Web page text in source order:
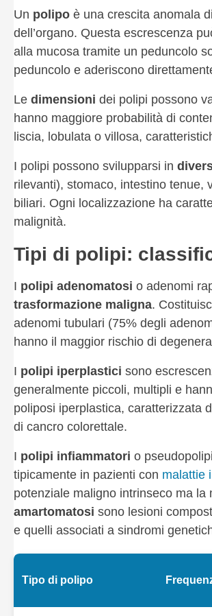
Un polipo è una crescita anomala
dell’organo. Questa escrescenza
alla mucosa tramite un peduncolo
peduncolo e aderiscono
Le dimensioni dei polipi possono
hanno maggiore probabilità di
liscia, lobulata o villosa,
I polipi possono svilupparsi in
rilevanti), stomaco, intestino tenue,
biliari. Ogni localizzazione ha
malignità.
Tipi di polipi:
I polipi adenomatosi o adenomi
trasformazione maligna.
adenomi tubulari (75% degli
hanno il maggior rischio di
I polipi iperplastici sono
generalmente piccoli, multipli e
poliposi iperplastica, caratterizzata
di cancro colorettale.
I polipi infiammatori o
tipicamente in pazienti con malattie
potenziale maligno intrinseco ma
amartomatosi sono lesioni
e quelli associati a sindromi
Tipo di polipo